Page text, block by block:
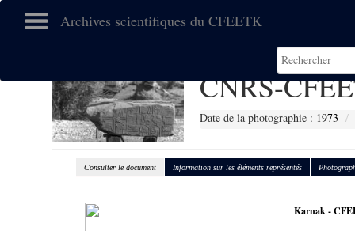
Archives scientifiques du CFEETK
CNRS-
Date de la photographie : 1973
Consulter le document Information sur les éléments représentés